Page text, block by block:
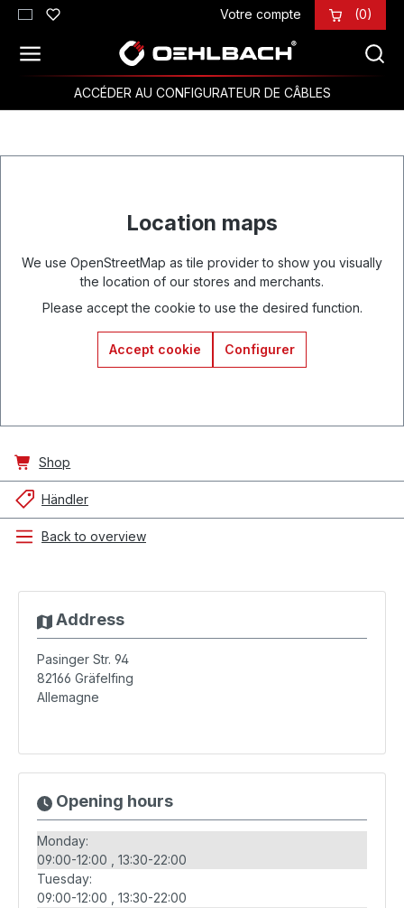
Passer au contenu principal Votre compte (0)
ACCÉDER AU CONFIGURATEUR DE CÂBLES
Location maps
We use OpenStreetMap as tile provider to show you visually
the location of our stores and merchants.
Please accept the cookie to use the desired function.
Accept cookie Configurer
Shop
Händler
Back to overview
Address
Pasinger Str. 94
82166 Gräfelfing
Allemagne
Opening hours
Monday:
09:00-12:00
13:30-22:00
Tuesday:
09:00-12:00
13:30-22:00